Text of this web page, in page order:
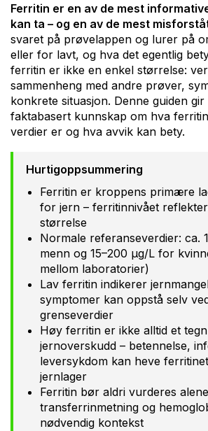
Ferritin er en av de mest
kan ta – og en av de mest
svaret på prøvelappen og lurer på
eller for lavt, og hva det egentlig
ferritin er ikke en enkel størrelse:
sammenheng med andre prøver,
konkrete situasjon. Denne guiden
faktabasert kunnskap om hva
verdier er og hva avvik kan bety.
Hurtigoppsummering
Ferritin er kroppens primære
for jern – ferritinnivået
størrelse
Normale referanseverdier: ca.
menn og 15–200 µg/L for
mellom laboratorier)
Lav ferritin indikerer
symptomer kan oppstå selv
grenseverdier
Høy ferritin er ikke alltid et
jernoverskudd – betennelse,
leversykdom kan heve
jernlager
Ferritin bør aldri vurderes
transferrinmetning og
nødvendig kontekst